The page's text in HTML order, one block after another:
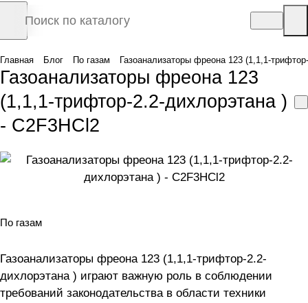
Главная Блог По газам Газоанализаторы фреона 123 (1,1,1-
Газоанализаторы фреона 123
(1,1,1-трифтор-2.2-дихлорэтана )
- C2F3HCl2
По газам
Газоанализаторы фреона 123 (1,1,1-трифтор-2.2-
дихлорэтана ) играют важную роль в соблюдении
требований законодательства в области техники